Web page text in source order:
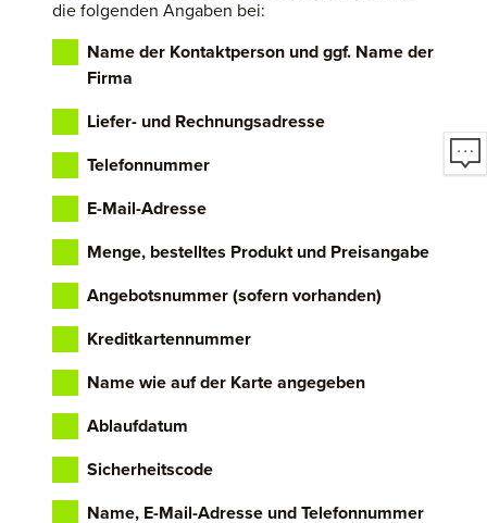
die folgenden Angaben bei:
Name der Kontaktperson und ggf. Name der
Firma
Liefer- und Rechnungsadresse
Telefonnummer
E-Mail-Adresse
Menge, bestelltes Produkt und Preisangabe
Angebotsnummer (sofern vorhanden)
Kreditkartennummer
Name wie auf der Karte angegeben
Ablaufdatum
Sicherheitscode
Name, E-Mail-Adresse und Telefonnummer